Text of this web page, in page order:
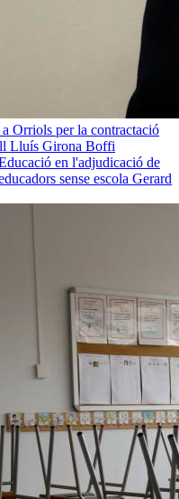
Orriols per la contractació
Lluís Girona Boffi
en l'adjudicació de
sense escola Gerard